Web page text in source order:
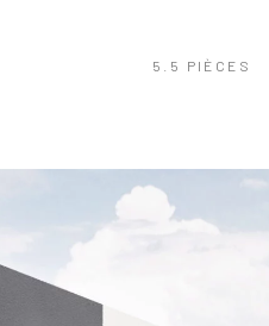
5.5 PIÈCES